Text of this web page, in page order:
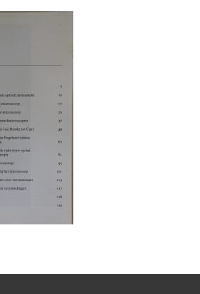
Divers
(ca. 1735)
(ca. 1745)
Culpeper (1750-1780)
improved type’ (1800-1830)
type (1821-1850)
modèle’ (1856-1862)